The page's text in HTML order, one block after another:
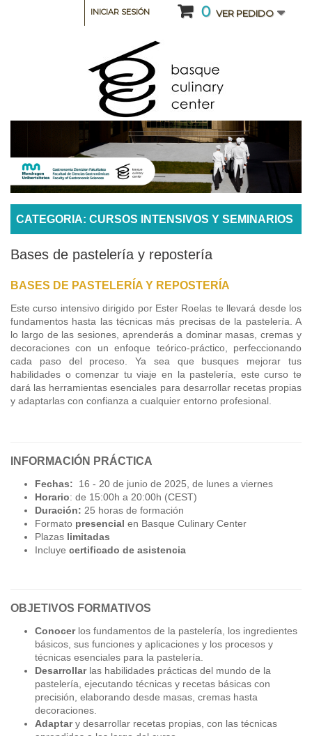
0 VER PEDIDO
INICIAR SESIÓN
CATEGORIA: CURSOS INTENSIVOS Y SEMINARIOS
Bases de pastelería y repostería
BASES DE PASTELERÍA Y REPOSTERÍA
Este curso intensivo dirigido por Ester Roelas te llevará desde los
fundamentos hasta las técnicas más precisas de la pastelería. A
lo largo de las sesiones, aprenderás a dominar masas, cremas y
decoraciones con un enfoque teórico-práctico, perfeccionando
cada paso del proceso. Ya sea que busques mejorar tus
habilidades o comenzar tu viaje en la pastelería, este curso te
dará las herramientas esenciales para desarrollar recetas propias
y adaptarlas con confianza a cualquier entorno profesional.
INFORMACIÓN PRÁCTICA
Fechas:
16 - 20 de junio de 2025, de lunes a viernes
Horario: de 15:00h a 20:00h (CEST)
Duración: 25 horas de formación
Formato presencial en Basque Culinary Center
Plazas limitadas
Incluye certificado de asistencia
OBJETIVOS FORMATIVOS
Conocer los fundamentos de la pastelería, los ingredientes
básicos, sus funciones y aplicaciones y los procesos y
técnicas esenciales para la pastelería.
Desarrollar las habilidades prácticas del mundo de la
pastelería, ejecutando técnicas y recetas básicas con
precisión, elaborando desde masas, cremas hasta
decoraciones.
Adaptary desarrollar recetas propias, con las técnicas